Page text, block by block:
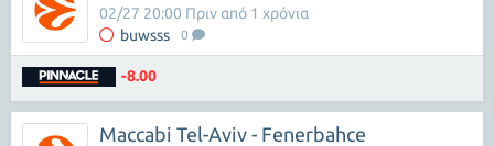
buwsss 0
02/27 20:00 Πριν από 1 χρόνια
-8.00
Maccabi Tel-Aviv - Fenerbahce